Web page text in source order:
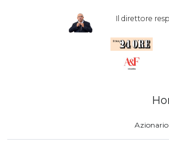
Il direttore
Azionario